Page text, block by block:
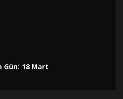
Gün: 18 Mart